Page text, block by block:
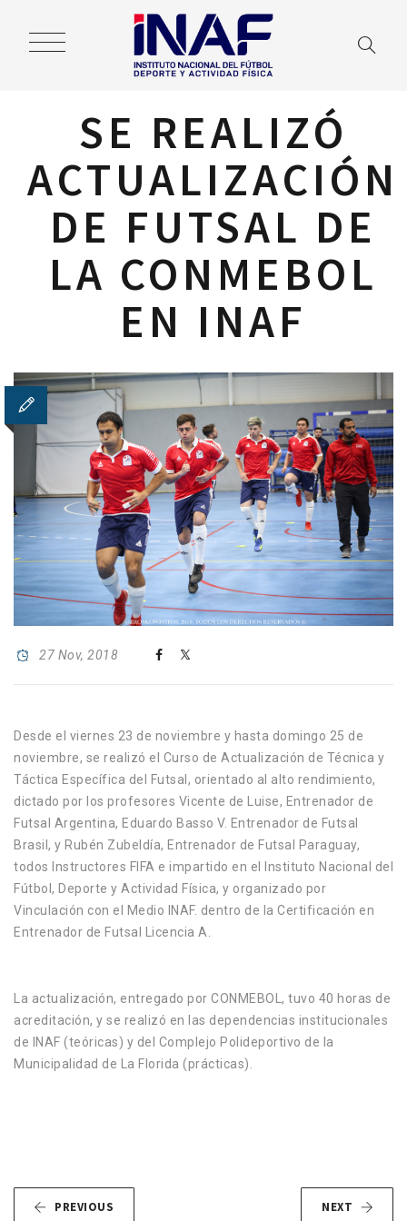
SE REALIZÓ
ACTUALIZACIÓN
DE FUTSAL DE
LA CONMEBOL
EN INAF
27 Nov, 2018
Desde el viernes 23 de noviembre y hasta domingo 25 de
noviembre, se realizó el Curso de Actualización de Técnica y
Táctica Específica del Futsal, orientado al alto rendimiento,
dictado por los profesores Vicente de Luise, Entrenador de
Futsal Argentina, Eduardo Basso V. Entrenador de Futsal
Brasil, y Rubén Zubeldía, Entrenador de Futsal Paraguay,
todos Instructores FIFA e impartido en el Instituto Nacional del
Fútbol, Deporte y Actividad Física, y organizado por
Vinculación con el Medio INAF. dentro de la Certificación en
Entrenador de Futsal Licencia A.
La actualización, entregado por CONMEBOL, tuvo 40 horas de
acreditación, y se realizó en las dependencias institucionales
de INAF (teóricas) y del Complejo Polideportivo de la
Municipalidad de La Florida (prácticas).
PREVIOUS NEXT